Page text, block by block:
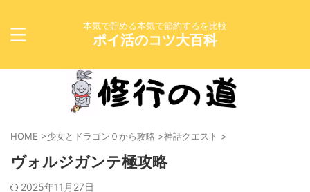
本気で貯める本気で節約するを比較
ポイ活のコツ大百科
HOME >少女とドラゴン０から攻略 >神話クエスト >
ヴォルジガンテ極攻略
2025年11月27日